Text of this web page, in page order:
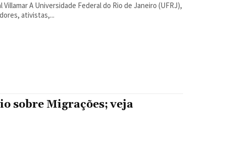
(UFRJ),
ativistas,...
sobre Migrações; veja